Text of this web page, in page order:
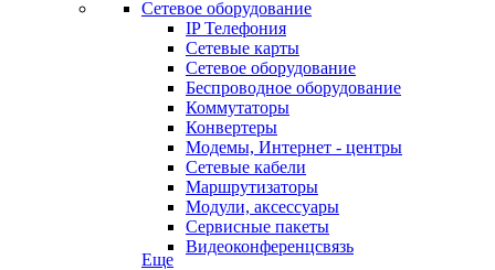
Сетевое оборудование
IP Телефония
Сетевые карты
Сетевое оборудование
Беспроводное оборудование
Коммутаторы
Конвертеры
Модемы, Интернет - центры
Сетевые кабели
Маршрутизаторы
Модули, аксессуары
Сервисные пакеты
Видеоконференцсвязь
Еще